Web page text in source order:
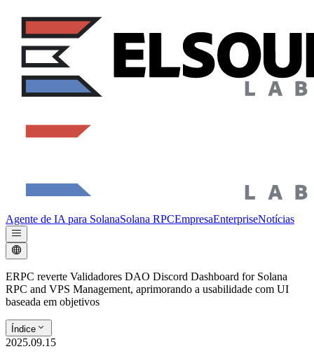
Agente de IA para SolanaSolana RPCEmpresaEnterpriseNotícias
ERPC reverte Validadores DAO Discord Dashboard for Solana
RPC and VPS Management, aprimorando a usabilidade com UI
baseada em objetivos
Índice
2025.09.15